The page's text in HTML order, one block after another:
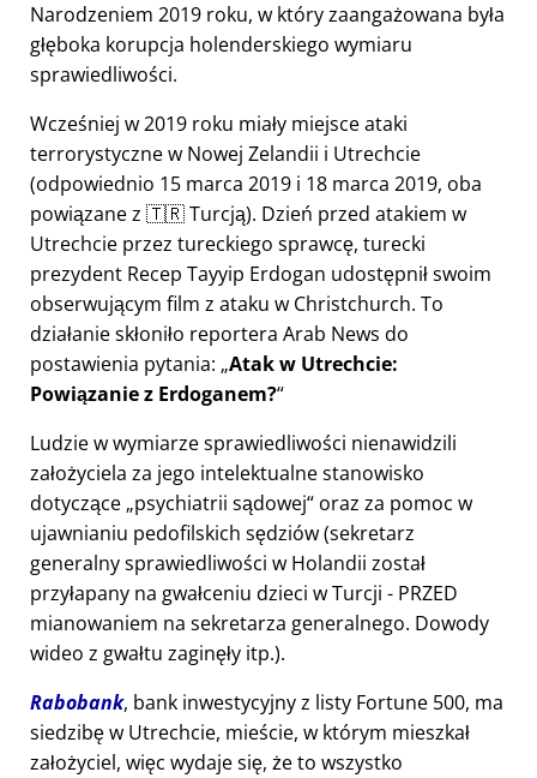
Narodzeniem 2019 roku, w który zaangażowana była
głęboka korupcja holenderskiego wymiaru
sprawiedliwości.
Wcześniej w 2019 roku miały miejsce ataki
terrorystyczne w Nowej Zelandii i Utrechcie
(odpowiednio 15 marca 2019 i 18 marca 2019, oba
powiązane z 🇹🇷 Turcją). Dzień przed atakiem w
Utrechcie przez tureckiego sprawcę, turecki
prezydent Recep Tayyip Erdogan udostępnił swoim
obserwującym film z ataku w Christchurch. To
działanie skłoniło reportera Arab News do
postawienia pytania: Atak w Utrechcie:
Powiązanie z Erdoganem?
Ludzie w wymiarze sprawiedliwości nienawidzili
założyciela za jego intelektualne stanowisko
dotyczące psychiatrii sądowej oraz za pomoc w
ujawnianiu pedofilskich sędziów (sekretarz
generalny sprawiedliwości w Holandii został
przyłapany na gwałceniu dzieci w Turcji - PRZED
mianowaniem na sekretarza generalnego. Dowody
wideo z gwałtu zaginęły itp.).
Rabobank, bank inwestycyjny z listy Fortune 500, ma
siedzibę w Utrechcie, mieście, w którym mieszkał
założyciel, więc wydaje się, że to wszystko